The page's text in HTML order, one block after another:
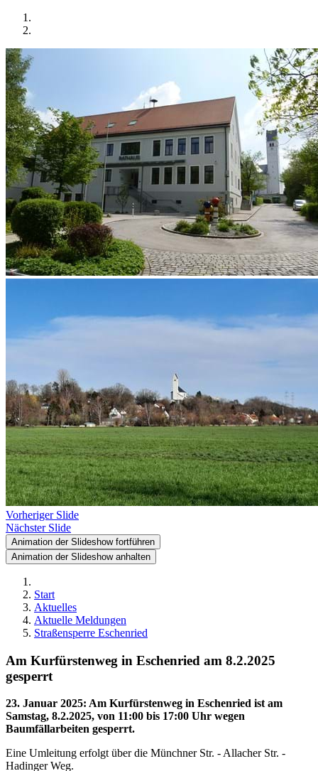
Vorheriger Slide
Nächster Slide
Animation der Slideshow fortführen
Animation der Slideshow anhalten
Start
Aktuelles
Aktuelle Meldungen
Straßensperre Eschenried
Am Kurfürstenweg in Eschenried am 8.2.2025
gesperrt
23. Januar 2025: Am Kurfürstenweg in Eschenried ist am
Samstag, 8.2.2025, von 11:00 bis 17:00 Uhr wegen
Baumfällarbeiten gesperrt.
Eine Umleitung erfolgt über die Münchner Str. - Allacher Str. -
Hadinger Weg.